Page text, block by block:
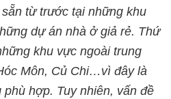
từ trước tại những khu
dự án nhà ở giả rẻ. Thứ
khu vực ngoài trung
Môn, Củ Chi…vì đây là
hợp. Tuy nhiên, vấn đề